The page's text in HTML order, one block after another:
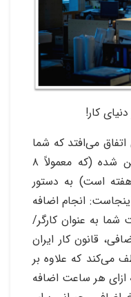
کار!
اتفاق می‌افتد که شما
بیش از ساعات کار قانونی تعیین شده (که معمولاً ۸
در هفته است) به دستور
انجام اضافه
شما به عنوان کارگر/
قانون کار ایران
را موظف می‌کند که علاوه بر
۴۰٪ بیشتر به ازای هر ساعت اضافه